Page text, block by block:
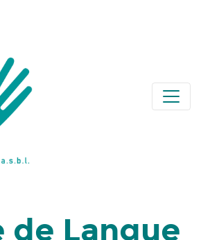
de Langue